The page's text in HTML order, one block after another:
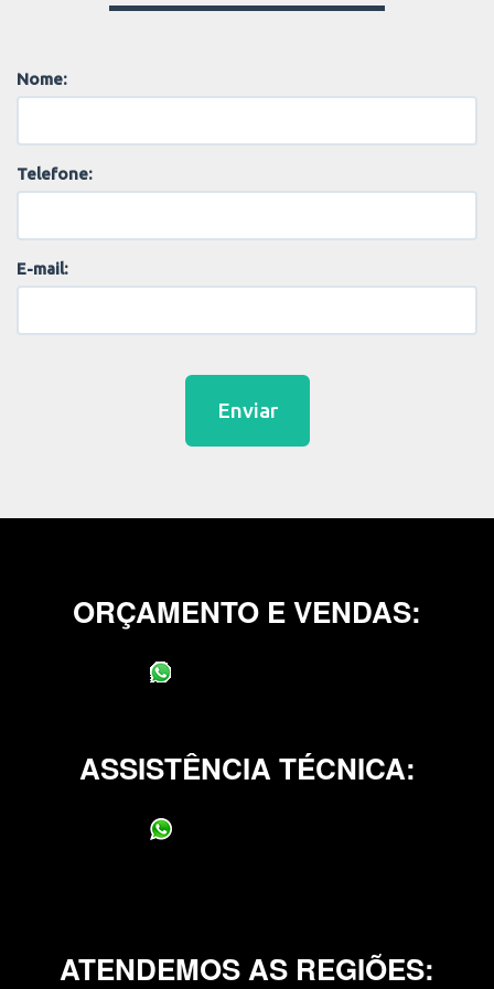
Nome:
Telefone:
E-mail:
Enviar
ORÇAMENTO E VENDAS:
ASSISTÊNCIA TÉCNICA:
ATENDEMOS AS REGIÕES: